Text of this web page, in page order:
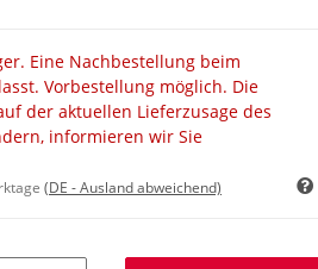
Eine Nachbestellung beim
Vorbestellung möglich. Die
der aktuellen Lieferzusage des
informieren wir Sie
(DE - Ausland abweichend)